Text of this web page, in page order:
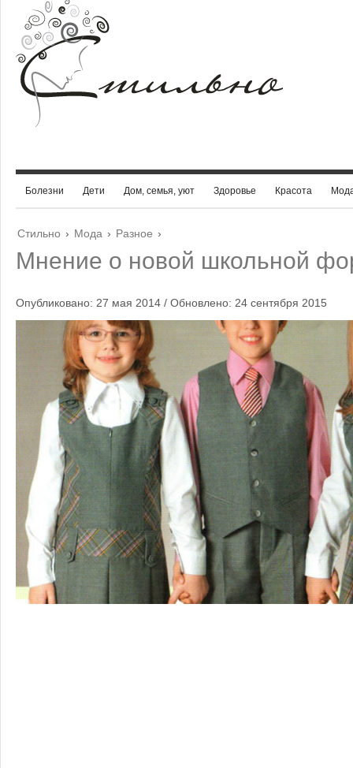
Болезни Дети Дом, семья, уют Здоровье Красота
Стильно › Мода › Разное ›
Мнение о новой школьной
Опубликовано: 27 мая 2014 / Обновлено: 24 сентября 2015